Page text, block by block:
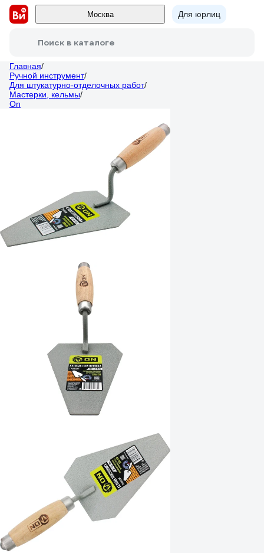
Москва Для юрлиц
Поиск в каталоге
Главная/
Ручной инструмент/
Для штукатурно-отделочных работ/
Мастерки, кельмы/
On